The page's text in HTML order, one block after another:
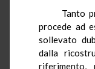
Tanto
procede ad
sollevato
dalla
riferimento,